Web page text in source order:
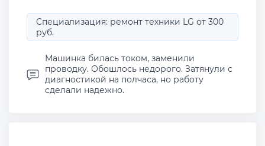
Специализация: ремонт техники LG от 300
руб.
Машинка билась током, заменили
проводку. Обошлось недорого. Затянули с
диагностикой на полчаса, но работу
сделали надежно.